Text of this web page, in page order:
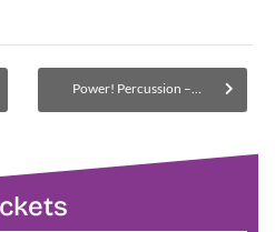
Power! Percussion – More than Rhythm